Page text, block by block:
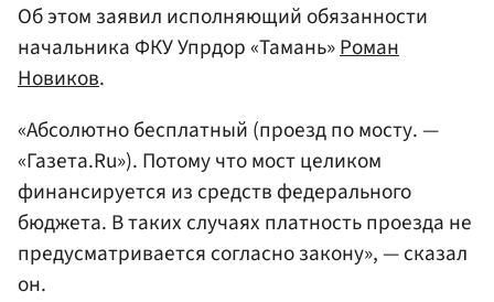
Об этом заявил исполняющий обязанности
начальника ФКУ Упрдор «Тамань»Роман
Новиков.
«Абсолютно бесплатный (проезд по мосту. —
«Газета.Ru»). Потому что мост целиком
финансируется из средств федерального
бюджета. В таких случаях платность проезда не
предусматривается согласно закону», — сказал
он.